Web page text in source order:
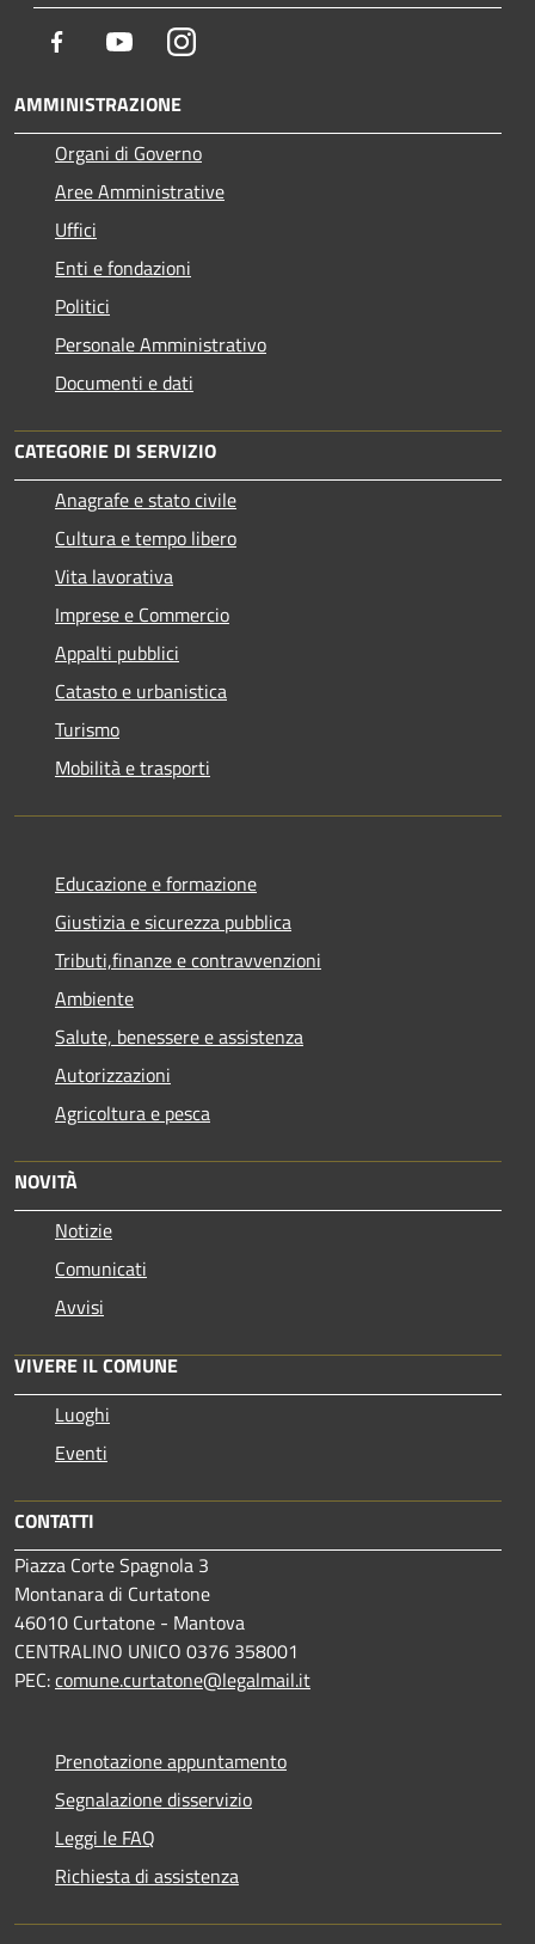
Facebook YoutubeInstagram
AMMINISTRAZIONE
Organi di Governo
Aree Amministrative
Uffici
Enti e fondazioni
Politici
Personale Amministrativo
Documenti e dati
CATEGORIE DI SERVIZIO
Anagrafe e stato civile
Cultura e tempo libero
Vita lavorativa
Imprese e Commercio
Appalti pubblici
Catasto e urbanistica
Turismo
Mobilità e trasporti
Educazione e formazione
Giustizia e sicurezza pubblica
Tributi,finanze e contravvenzioni
Ambiente
Salute, benessere e assistenza
Autorizzazioni
Agricoltura e pesca
NOVITÀ
Notizie
Comunicati
Avvisi
VIVERE IL COMUNE
Luoghi
Eventi
CONTATTI
Piazza Corte Spagnola 3
Montanara di Curtatone
46010 Curtatone - Mantova
CENTRALINO UNICO 0376 358001
PEC:comune.curtatone@legalmail.it
Prenotazione appuntamento
Segnalazione disservizio
Leggi le FAQ
Richiesta di assistenza